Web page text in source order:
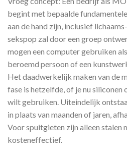
begint met bepaalde
aan de hand zijn, inclusief
sekspop zal door een groep
mogen een computer gebruiken
beroemd persoon of een
Het daadwerkelijk maken van de
fase is hetzelfde, of je nu siliconen
wilt gebruiken. Uiteindelijk
in plaats van maanden of jaren,
Voor spuitgieten zijn alleen stalen
kosteneffectief.